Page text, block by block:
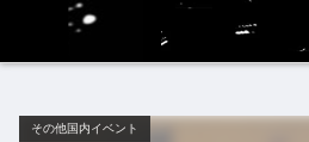
その他国内イベント